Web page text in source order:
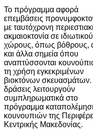
Το πρόγραμμα αφορά
επεμβάσεις
με ταυτόχρονη
ακμαιοκτονία σε
χώρους, όπως βόθρους,
και άλλα σημεία όπου
αναπτύσσονται
τη χρήση εγκεκριμένων
βιοκτόνων σκευασμάτων.
δράσεις λειτουργούν
συμπληρωματικά στο
πρόγραμμα
κουνουπιών της
Κεντρικής Μακεδονίας.